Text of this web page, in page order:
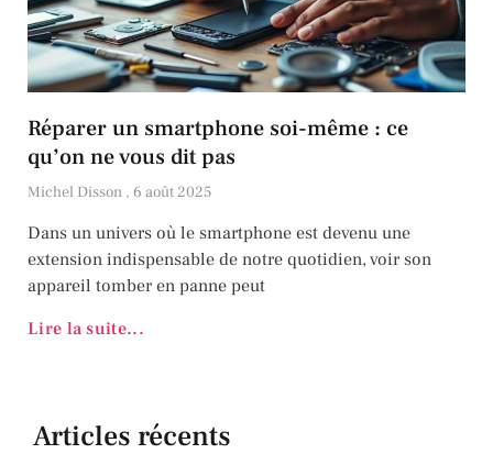
Réparer un smartphone soi-même : ce
qu’on ne vous dit pas
Michel Disson 6 août 2025
Dans un univers où le smartphone est devenu une
extension indispensable de notre quotidien, voir son
appareil tomber en panne peut
Lire la suite...
Articles récents